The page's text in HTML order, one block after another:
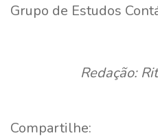
Grupo de Estudos
Redação:
Compartilhe: